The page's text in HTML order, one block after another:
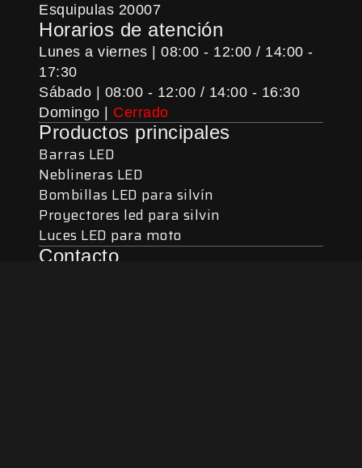
Esquipulas 20007
Horarios de atención
Lunes a viernes | 08:00 - 12:00 / 14:00 -
17:30
Sábado | 08:00 - 12:00 / 14:00 - 16:30
Domingo | Cerrado
Productos principales
Barras LED
Neblineras LED
Bombillas LED para silvín
Proyectores led para silvin
Luces LED para moto
Contacto